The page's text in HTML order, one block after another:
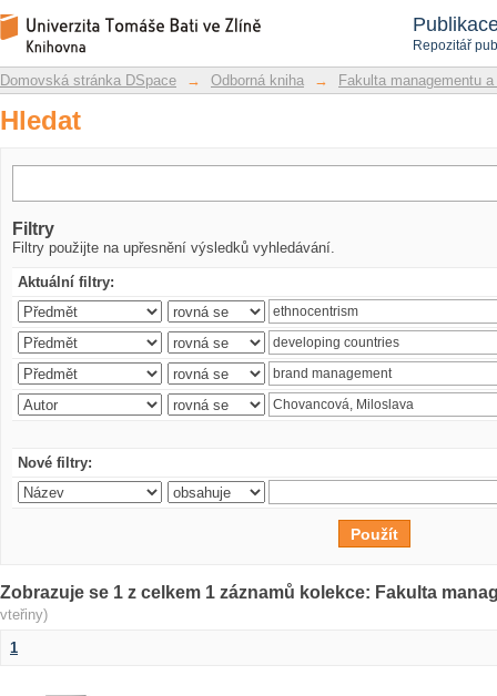
Repozitář
Hledat
Repozitář DSpace/Manakin
Domovská stránka DSpace → Odborná kniha → Fakulta managementu
Hledat
Filtry
Filtry použijte na upřesnění výsledků vyhledávání.
Aktuální filtry:
Nové filtry:
Zobrazuje se 1 z celkem 1 záznamů kolekce: Fakulta
vteřiny)
1